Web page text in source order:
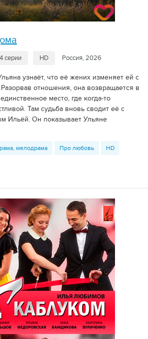
4 серии HD Россия, 2026
узнаёт, что её жених изменяет ей с
отношения, она возвращается в
место, где когда-то
Там судьба вновь сводит её с
Ильёй. Он показывает Ульяне
мелодрама Про любовь HD